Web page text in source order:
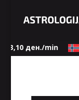
53,10 ден./min